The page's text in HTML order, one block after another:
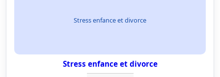
Stress enfance et divorce
Stress enfance et divorce